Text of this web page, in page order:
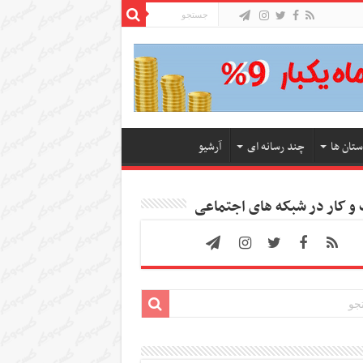
ها چند رسانه ای آرشیو
کار در شبکه های اجتماعی